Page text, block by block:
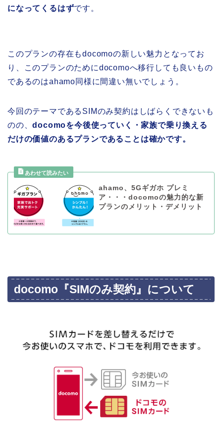
になってくるはずです。
このプランの存在もdocomoの新しい魅力となってお
り、このプランのためにdocomoへ移行しても良いもの
であるのはahamo同様に間違い無いでしょう。
今回のテーマであるSIMのみ契約はしばらくできないも
のの、docomoを今後使っていく・家族で乗り換える
だけの価値のあるプランであることは確かです。
ahamo、5Gギガホ プレミ
ア・・・docomoの魅力的な新
プランのメリット・デメリット
docomo『SIMのみ契約』について